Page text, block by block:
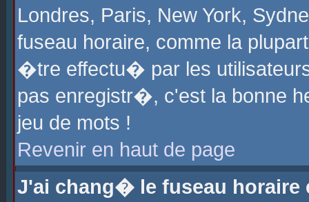
Londres, Paris, New York,
fuseau horaire, comme la
�tre effectu� par les
pas enregistr�, c'est la bonne
jeu de mots !
Revenir en haut de page
J'ai chang� le fuseau horaire